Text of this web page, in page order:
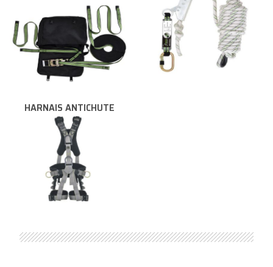
HARNAIS ANTICHUTE